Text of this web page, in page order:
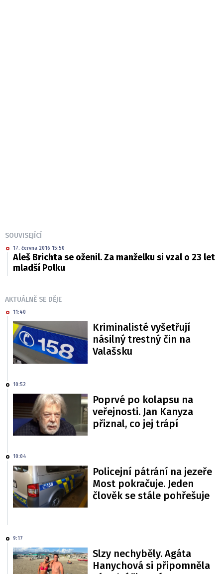
SOUVISEJÍCÍ
17. června 2016 15:50
Aleš Brichta se oženil. Za manželku si vzal o 23 let
mladší Polku
AKTUÁLNĚ SE DĚJE
11:40
Kriminalisté vyšetřují
násilný trestný čin na
Valašsku
10:52
Poprvé po kolapsu na
veřejnosti. Jan Kanyza
přiznal, co jej trápí
10:04
Policejní pátrání na jezeře
Most pokračuje. Jeden
člověk se stále pohřešuje
9:17
Slzy nechyběly. Agáta
Hanychová si připomněla